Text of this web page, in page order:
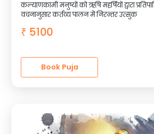
कल्याणकामी मनुष्यों को ऋषि महर्षियों द्वारा
वचनानुसार कर्तव्य पालन में निरन्तर उत्सुक
₹ 5100
Book Puja